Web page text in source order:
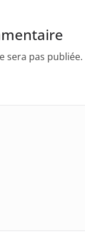
sera pas publiée.